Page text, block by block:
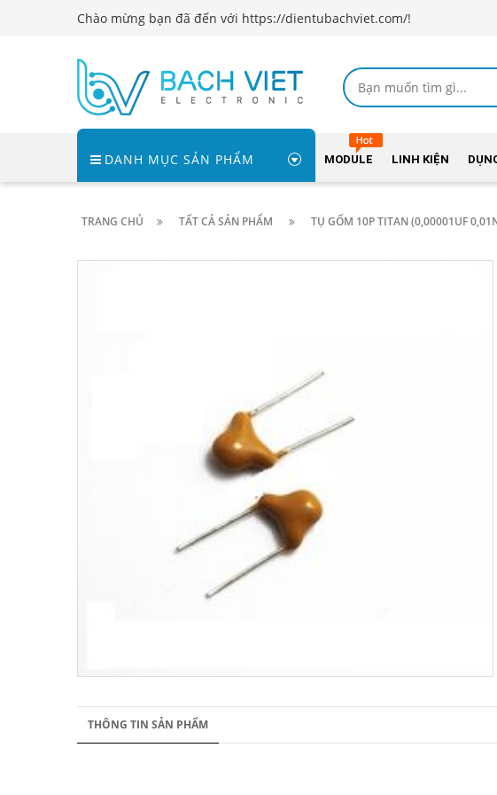
Chào mừng bạn đã đến với https://dientubachviet.com/!
DANH MỤC SẢN PHẨM MODULE LINH KIỆN
TRANG CHỦ TẤT CẢ SẢN PHẨM TỤ GỐM 10P TITAN (0,00001UF
THÔNG TIN SẢN PHẨM